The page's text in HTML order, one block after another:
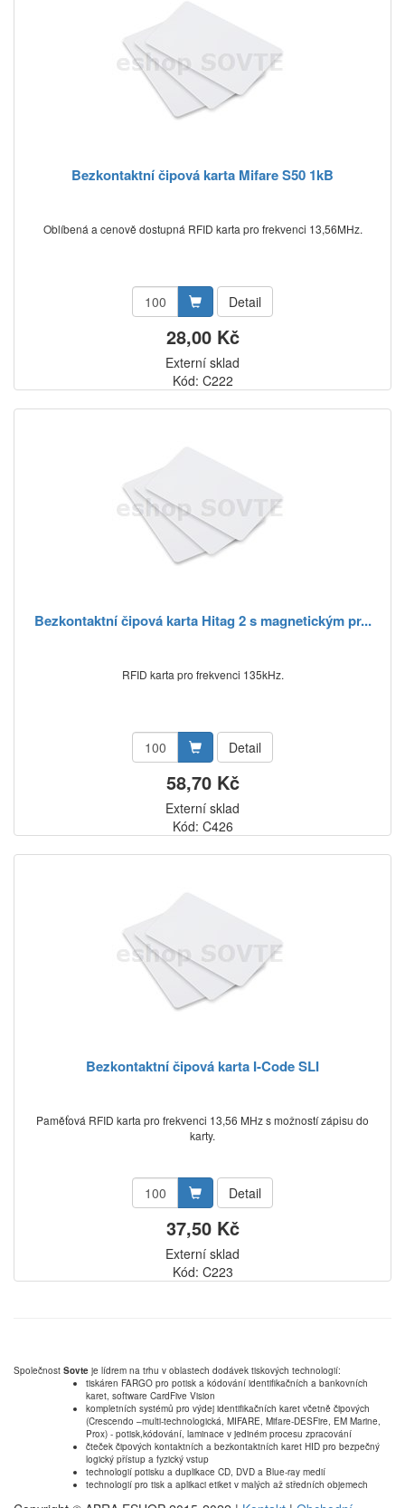
Bezkontaktní čipová karta Mifare S50 1kB
Oblíbená a cenově dostupná RFID karta pro frekvenci 13,56MHz.
Detail
28,00 Kč
Externí sklad
Kód: C222
Bezkontaktní čipová karta Hitag 2 s magnetickým pr...
RFID karta pro frekvenci 135kHz.
Detail
58,70 Kč
Externí sklad
Kód: C426
Bezkontaktní čipová karta I-Code SLI
Paměťová RFID karta pro frekvenci 13,56 MHz s možností zápisu do
karty.
Detail
37,50 Kč
Externí sklad
Kód: C223
Společnost Sovte je lídrem na trhu v oblastech dodávek tiskových technologií:
tiskáren FARGO pro potisk a kódování identifikačních a bankovních
karet, software CardFive Vision
kompletních systémů pro výdej identifikačních karet včetně čipových
(Crescendo –multi-technologická, MIFARE, Mifare-DESFire, EM Marine,
Prox) - potisk,kódování, laminace v jediném procesu zpracování
čteček čipových kontaktních a bezkontaktních karet HID pro bezpečný
logický přístup a fyzický vstup
technologií potisku a duplikace CD, DVD a Blue-ray medií
technologií pro tisk a aplikaci etiket v malých až středních objemech